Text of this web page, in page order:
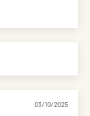
03/10/2025